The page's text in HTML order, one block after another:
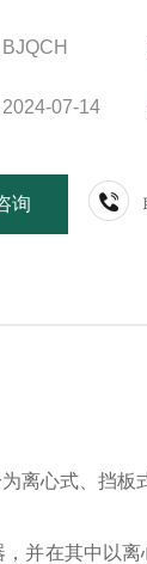
BJQCH
2024-07-14
询
离心式、挡板
并在其中以离